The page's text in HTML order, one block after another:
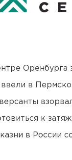
Оренбурга
в
к
в России